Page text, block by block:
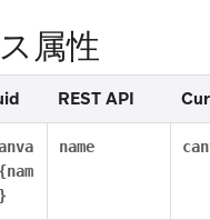
属性
REST API
name